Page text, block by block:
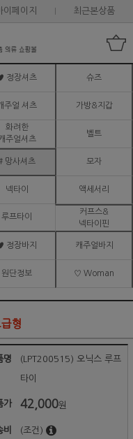
이페이지 최근본상품
정장셔츠 슈즈
주얼 셔츠 가방&지갑
화려한
주얼셔츠
벨트
망사셔츠 모자
넥타이 액세서리
루프타이
커프스&
넥타이핀
정장바지 캐주얼바지
원단정보 ♡ Woman
형
명 (LPT200515) 오닉스 루프
타이
가 42,000원
비 (조건)